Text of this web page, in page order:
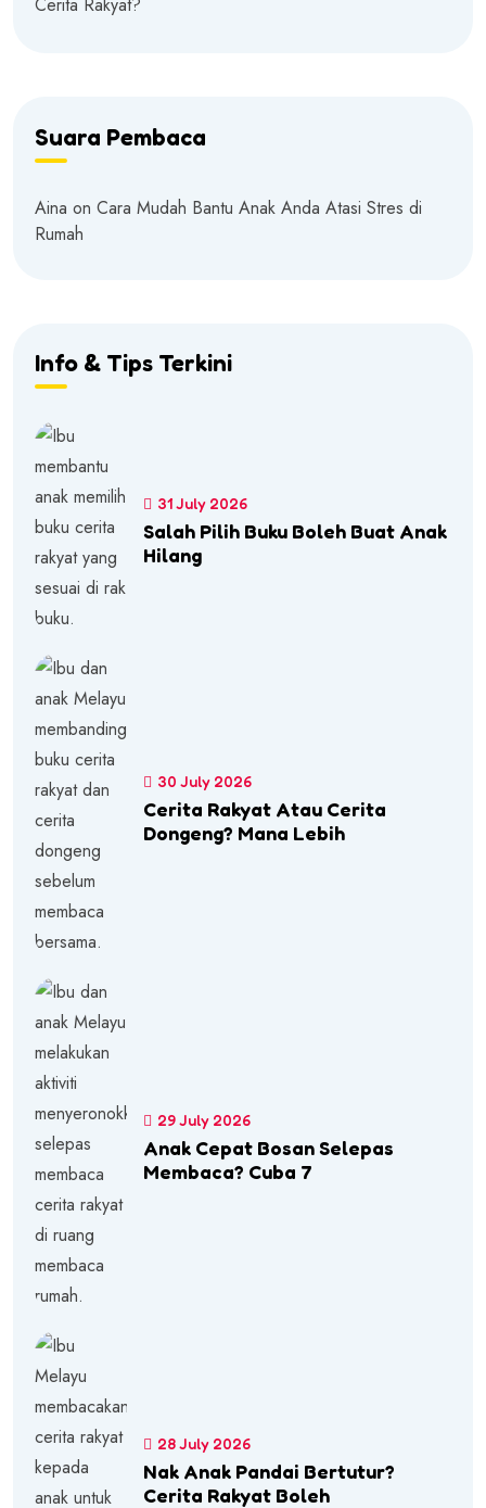
Suara Pembaca
Aina on Cara Mudah Bantu Anak Anda Atasi Stres di
Rumah
Info & Tips Terkini
31 July 2026
Salah Pilih Buku Boleh Buat Anak
Hilang
30 July 2026
Cerita Rakyat Atau Cerita
Dongeng? Mana Lebih
29 July 2026
Anak Cepat Bosan Selepas
Membaca? Cuba 7
28 July 2026
Nak Anak Pandai Bertutur?
Cerita Rakyat Boleh